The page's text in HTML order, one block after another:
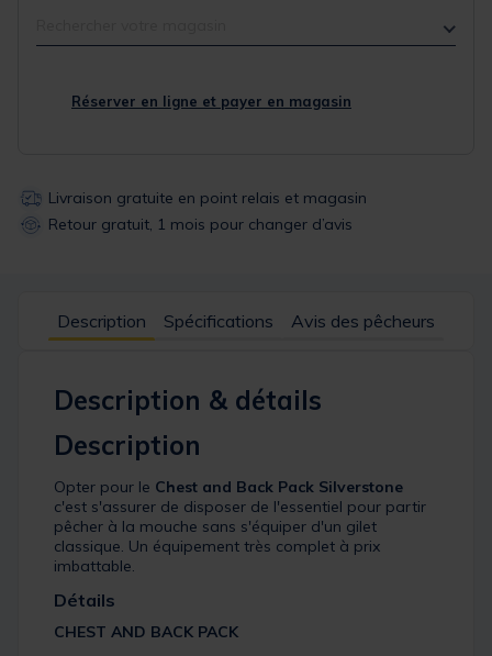
Réserver en ligne et payer en magasin
Livraison gratuite en point relais et magasin
Retour gratuit, 1 mois pour changer d’avis
Description Spécifications Avis des pêcheurs
Description & détails
Description
Opter pour le Chest and Back Pack Silverstone
c'est s'assurer de disposer de l'essentiel pour partir
pêcher à la mouche sans s'équiper d'un gilet
classique. Un équipement très complet à prix
imbattable.
Détails
CHEST AND BACK PACK